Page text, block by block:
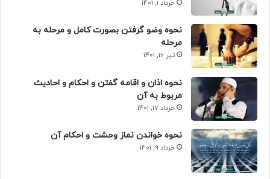
خرداد 1, 1401
نحوه وضو گرفتن بصورت کامل و مرحله به
مرحله
تیر 16, 1401
نحوه اذان و اقامه گفتن و احکام و احادیث
مربوط به آن
خرداد 17, 1401
نحوه خواندن نماز وحشت و احکام آن
خرداد 9, 1401